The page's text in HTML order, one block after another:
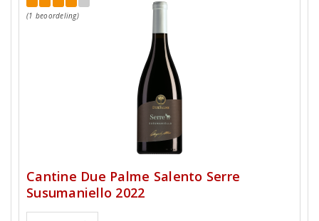
(1 beoordeling)
Cantine Due Palme Salento Serre
Susumaniello 2022